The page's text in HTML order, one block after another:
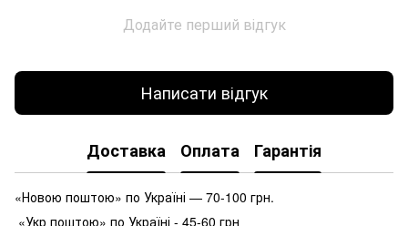
Додайте перший відгук
Написати відгук
Доставка Оплата Гарантія
«Новою поштою» по Україні — 70-100 грн.
«Укр поштою» по Україні - 45-60 грн